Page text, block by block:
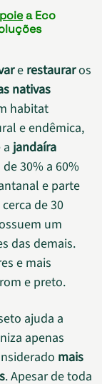
a Eco
e restauraros
nativas
habitat
e endêmica,
a jandaíra
30% a 60%
e parte
de 30
um
das demais.
e mais
e preto.
ajuda a
apenas
mais
. Apesar de toda